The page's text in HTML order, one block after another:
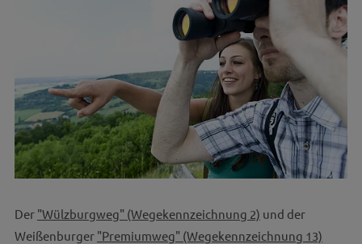
Der "Wülzburgweg" (Wegekennzeichnung 2) und der
Weißenburger "Premiumweg" (Wegekennzeichnung 13)